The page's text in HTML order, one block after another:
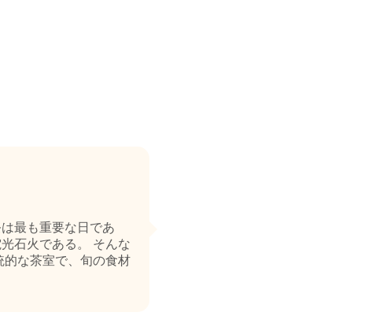
最も重要な日であ
石火である。 そんな
な茶室で、旬の食材